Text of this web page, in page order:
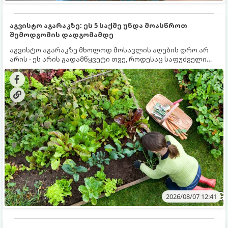
აგვისტო აგარაკზე: ეს 5 საქმე უნდა მოასწროთ
შემოდგომის დადგომამდე
აგვისტო აგარაკზე მხოლოდ მოსავლის აღების დრო არ
არის - ეს არის გადამწყვეტი თვე, როდესაც საფუძველი
ეყრება მომავალი წლის მოსავალს და ბაღი მზადდება
შემოდგომა-ზამთრის სეზონისთვის. იმისათვის, რომ
ნიადაგმა ენერგია აღიდგინოს, ხოლო მცენარეებმა
ზამთარს გაუძლონ, აგვისტოს ბოლომდე 5
მნიშვნელოვანი საქმის გაკეთება უნდა მოასწროთ:
2026/08/07 12:41